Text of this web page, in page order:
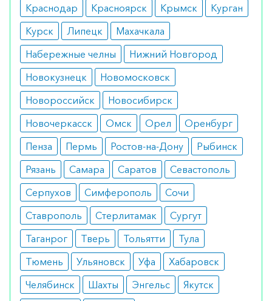
Противопоказания
При изучении свойств препарата также были
обнаружены ограничения к его применению -
язва желудка или двенадцатиперстной кишки,
при недостатке в организме глюкозо-6-
фосфатдегидрогеназы.
К противопоказаниям относятся приступы астмы,
крапивница и другие заболевания, возникшие в
результате приема диклофенака, парацетамола
или ацетилсалициловой кислоты. Также не
рекомендуется при проблемах с печенью и
почками.
Как принимать
Каждая доза препарата подбирается пациентом
строго индивидуально в зависимости от
Краснодар
Красноярск Крымск
Курган
Курск
Липецк
Махачкала
Набережные челны
Нижний Новгород
Новокузнецк
Новомосковск
Новороссийск
Новосибирск
Новочеркасск
Омск Орел
Оренбург
Пенза
Пермь Ростов-на-Дону
Рыбинск
Рязань
Самара Саратов
Севастополь
Серпухов
Симферополь
Сочи
Ставрополь
Стерлитамак
Сургут
Таганрог
Тверь Тольятти
Тула
Тюмень
Ульяновск Уфа
Хабаровск
Челябинск
Шахты Энгельс Якутск